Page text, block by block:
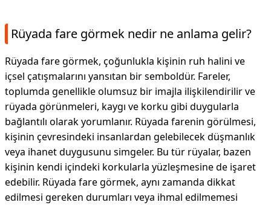
Rüyada fare görmek nedir ne anlama gelir?
Rüyada fare görmek, çoğunlukla kişinin ruh halini ve
içsel çatışmalarını yansıtan bir semboldür. Fareler,
toplumda genellikle olumsuz bir imajla ilişkilendirilir ve
rüyada görünmeleri, kaygı ve korku gibi duygularla
bağlantılı olarak yorumlanır. Rüyada farenin görülmesi,
kişinin çevresindeki insanlardan gelebilecek düşmanlık
veya ihanet duygusunu simgeler. Bu tür rüyalar, bazen
kişinin kendi içindeki korkularla yüzleşmesine de işaret
edebilir. Rüyada fare görmek, aynı zamanda dikkat
edilmesi gereken durumları veya ihmal edilmemesi